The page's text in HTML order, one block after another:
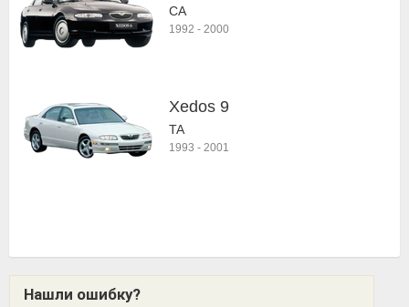
CA
1992 - 2000
Xedos 9
TA
1993 - 2001
Нашли ошибку?